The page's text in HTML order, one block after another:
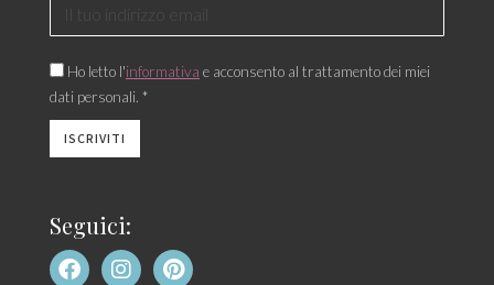
Ho letto l'informativa e acconsento al trattamento dei miei
dati personali. *
Seguici: